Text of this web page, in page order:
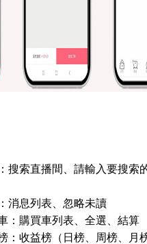
搜索直播間、請輸入要搜索
消息列表、忽略未讀
：購買車列表、全選、結算
：收益榜（日榜、周榜、月